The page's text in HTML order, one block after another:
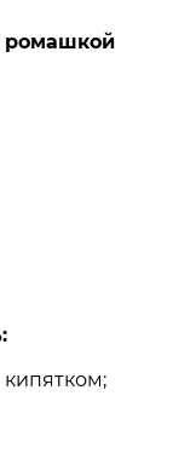
ромашкой